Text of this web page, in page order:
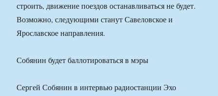
строить, движение поездов останавливаться не будет.
Возможно, следующими станут Савеловское и
Ярославское направления.
Собянин будет баллотироваться в мэры
Сергей Собянин в интервью радиостанции Эхо